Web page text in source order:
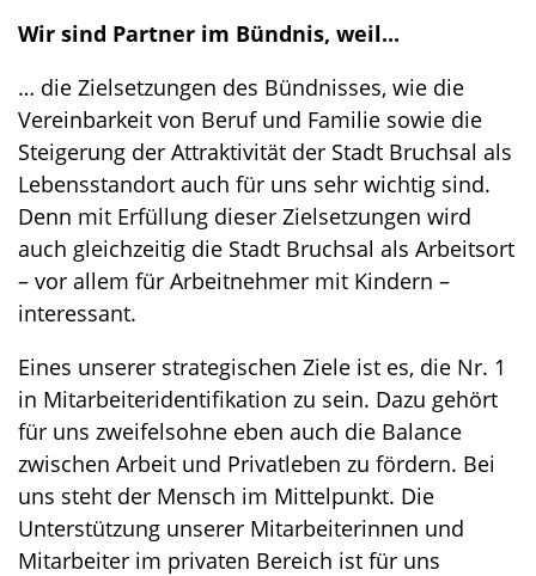
Wir sind Partner im Bündnis, weil...
… die Zielsetzungen des Bündnisses, wie die
Vereinbarkeit von Beruf und Familie sowie die
Steigerung der Attraktivität der Stadt Bruchsal als
Lebensstandort auch für uns sehr wichtig sind.
Denn mit Erfüllung dieser Zielsetzungen wird
auch gleichzeitig die Stadt Bruchsal als Arbeitsort
– vor allem für Arbeitnehmer mit Kindern –
interessant.
Eines unserer strategischen Ziele ist es, die Nr. 1
in Mitarbeiteridentifikation zu sein. Dazu gehört
für uns zweifelsohne eben auch die Balance
zwischen Arbeit und Privatleben zu fördern. Bei
uns steht der Mensch im Mittelpunkt. Die
Unterstützung unserer Mitarbeiterinnen und
Mitarbeiter im privaten Bereich ist für uns